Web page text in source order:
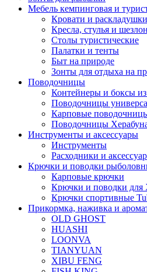
Мебель кемпинговая и
Кровати и раскладушки
Кресла, стулья и
Столы туристические
Палатки и тенты
Быт на природе
Зонты для отдыха на
Поводочницы
Контейнеры и боксы
Поводочницы
Карповые
Поводочницы
Инструменты и аксессуары
Инструменты
Расходники и
Крючки и поводки
Карповые крючки
Крючки и поводки для
Крючки спортивные
Прикормка, наживка и
OLD GHOST
HUASHI
LOONVA
TIANYUAN
XIBU FENG